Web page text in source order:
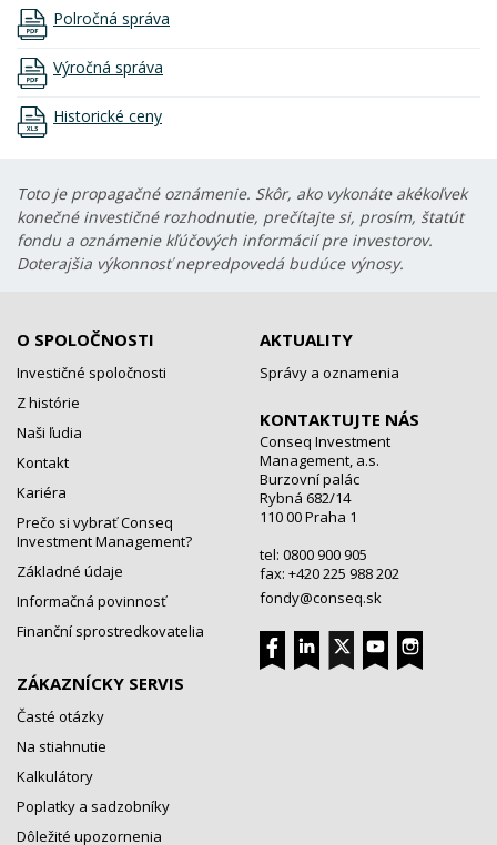
Polročná správa
Výročná správa
Historické ceny
Toto je propagačné oznámenie. Skôr, ako vykonáte akékoľvek
konečné investičné rozhodnutie, prečítajte si, prosím, štatút
fondu a oznámenie kľúčových informácií pre investorov.
Doterajšia výkonnosť nepredpovedá budúce výnosy.
O SPOLOČNOSTI
Investičné spoločnosti
Z histórie
Naši ľudia
Kontakt
Kariéra
Prečo si vybrať Conseq
Investment Management?
Základné údaje
Informačná povinnosť
Finanční sprostredkovatelia
ZÁKAZNÍCKY SERVIS
Časté otázky
Na stiahnutie
Kalkulátory
Poplatky a sadzobníky
Dôležité upozornenia
AKTUALITY
Správy a oznamenia
KONTAKTUJTE NÁS
Conseq Investment
Management, a.s.
Burzovní palác
Rybná 682/14
110 00 Praha 1
tel: 0800 900 905
fax: +420 225 988 202
fondy@conseq.sk